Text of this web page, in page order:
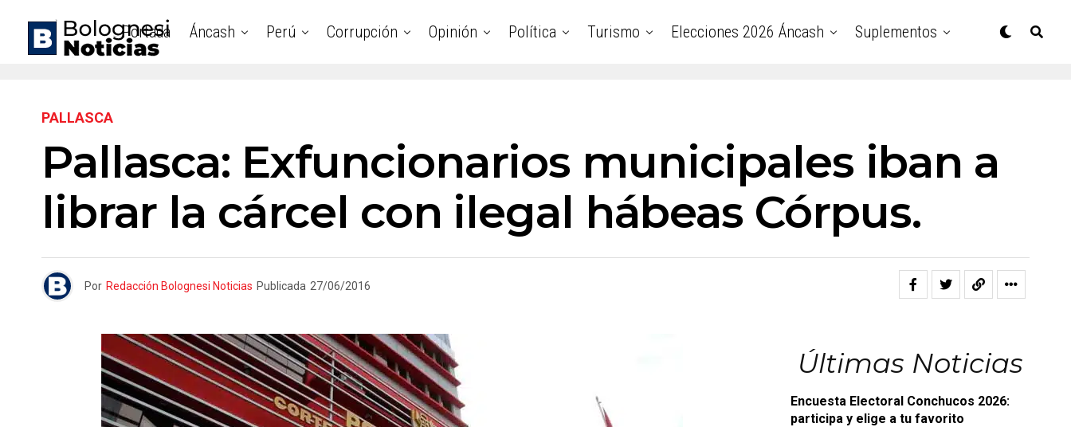
Portada Áncash Perú Corrupción Opinión Política Turismo Elecciones 2026 Áncash Suplementos
PALLASCA
Pallasca: Exfuncionarios municipales iban a
librar la cárcel con ilegal hábeas Córpus.
Por Redacción Bolognesi Noticias Publicada 27/06/2016
Últimas Noticias
Encuesta Electoral Conchucos 2026:
participa y elige a tu favorito